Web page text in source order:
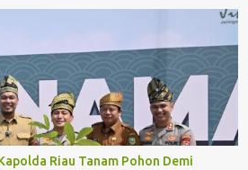
Riau Tanam Pohon Demi